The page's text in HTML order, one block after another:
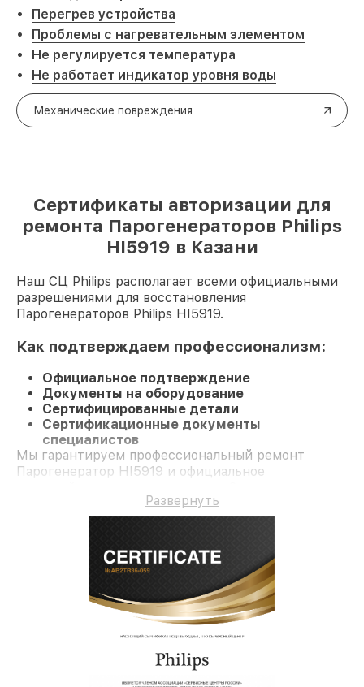
Перегрев устройства
Проблемы с нагревательным элементом
Не регулируется температура
Не работает индикатор уровня воды
Механические повреждения
Сертификаты авторизации для
ремонта Парогенераторов Philips
HI5919 в Казани
Наш СЦ Philips располагает всеми официальными
разрешениями для восстановления
Парогенераторов Philips HI5919.
Как подтверждаем профессионализм:
Официальное подтверждение
Документы на оборудование
Сертифицированные детали
Сертификационные документы
специалистов
Мы гарантируем профессиональный ремонт
Парогенератор HI5919 и официальное
Развернуть